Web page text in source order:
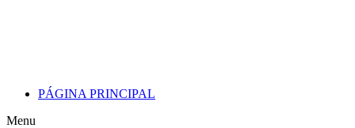
PÁGINA PRINCIPAL
Menu